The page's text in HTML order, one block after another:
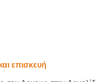
επισκευή